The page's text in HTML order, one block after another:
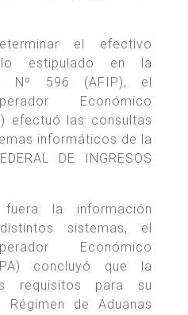
el efectivo
estipulado en la
Nº 596 (AFIP), el
Económico
efectuó las consultas
informáticos de la
DE INGRESOS
la información
sistemas, el
Económico
concluyó que la
requisitos para su
de Aduanas